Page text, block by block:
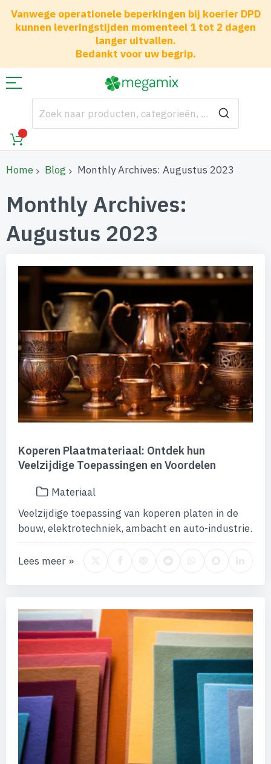
Vanwege operationele beperkingen bij koerier DPD
kunnen leveringstijden momenteel 1 tot 2 dagen
langer uitvallen.
Bedankt voor uw begrip.
Home Blog Monthly Archives: Augustus 2023
Monthly Archives:
Augustus 2023
Koperen Plaatmateriaal: Ontdek hun
Veelzijdige Toepassingen en Voordelen
Materiaal
Veelzijdige toepassing van koperen platen in de
bouw, elektrotechniek, ambacht en auto-industrie.
Lees meer »